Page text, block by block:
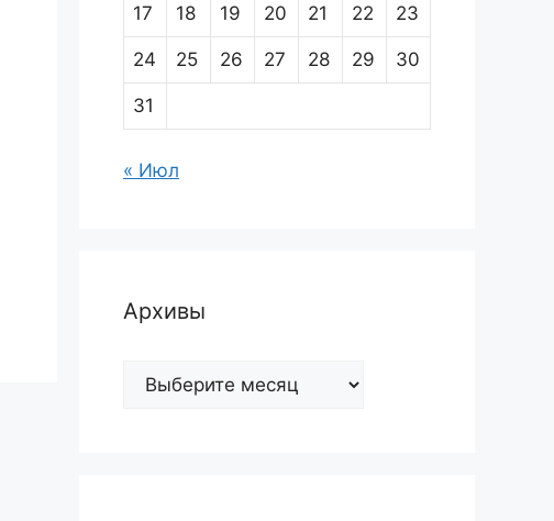
17 18 19 20 21 22 23
24 25 26 27 28 29 30
31
« Июл
Архивы
Архивы